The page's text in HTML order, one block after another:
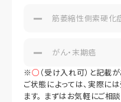
筋萎縮性側索硬化症
がん・末期癌
※○ （受け入れ可）と記載
ご状態によっては、実際に
ます。 まずはお気軽にご相談